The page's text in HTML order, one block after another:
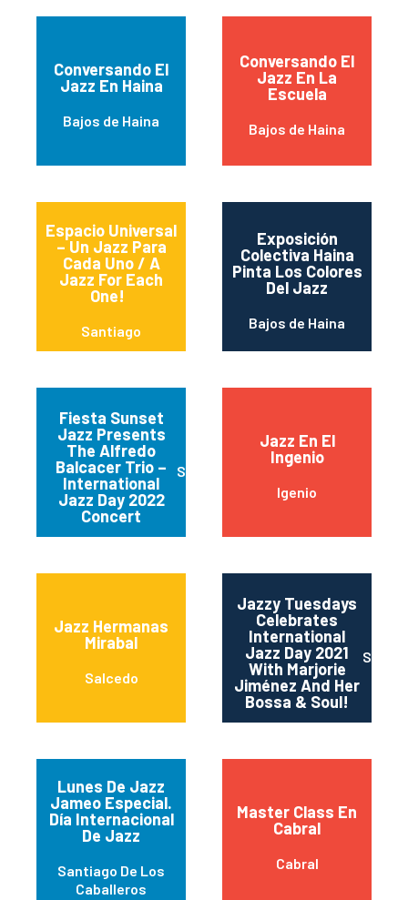
Conversando El
Jazz En Haina
Bajos de Haina
Conversando El
Jazz En La
Escuela
Bajos de Haina
Espacio Universal
– Un Jazz Para
Cada Uno / A
Jazz For Each
One!
Santiago
Exposición
Colectiva Haina
Pinta Los Colores
Del Jazz
Bajos de Haina
Fiesta Sunset
Jazz Presents
The Alfredo
Balcacer Trio –
International
Jazz Day 2022
Concert
Santo Domingo
Jazz En El
Ingenio
Igenio
Jazz Hermanas
Mirabal
Salcedo
Jazzy Tuesdays
Celebrates
International
Jazz Day 2021
With Marjorie
Jiménez And Her
Bossa & Soul!
Santo
Lunes De Jazz
Jameo Especial.
Día Internacional
De Jazz
Santiago De Los
Caballeros
Master Class En
Cabral
Cabral